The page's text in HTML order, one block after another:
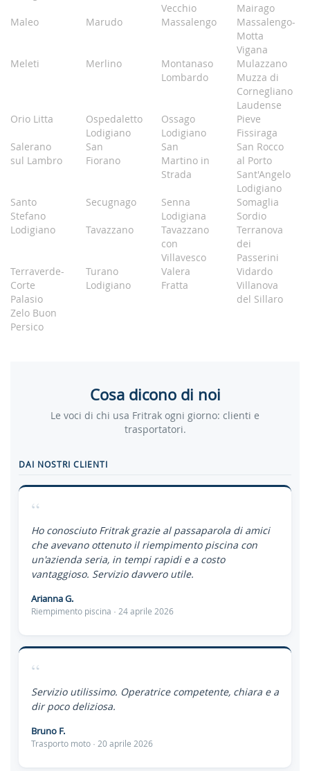
Vecchio
Mairago
Maleo
Marudo Massalengo
Massalengo-
Motta
Vigana
Meleti
Merlino
Montanaso
Lombardo
Mulazzano
Muzza di
Cornegliano
Laudense
Orio Litta
Ospedaletto
Lodigiano
Ossago
Lodigiano
Pieve
Fissiraga
Salerano
sul Lambro
San
Fiorano
San
Martino in
Strada
San Rocco
al Porto
Sant'Angelo
Lodigiano
Santo
Stefano
Lodigiano
Secugnago
Senna
Lodigiana
Somaglia
Sordio
Tavazzano
Tavazzano
con
Villavesco
Terranova
dei
Passerini
Terraverde-
Corte
Palasio
Turano
Lodigiano
Valera
Fratta
Vidardo
Villanova
del Sillaro
Zelo Buon
Persico
Cosa dicono di noi
Le voci di chi usa Fritrak ogni giorno: clienti e
trasportatori.
DAI NOSTRI CLIENTI
“
Ho conosciuto Fritrak grazie al passaparola di amici
che avevano ottenuto il riempimento piscina con
un'azienda seria, in tempi rapidi e a costo
vantaggioso. Servizio davvero utile.
Arianna G.
Riempimento piscina · 24 aprile 2026
“
Servizio utilissimo. Operatrice competente, chiara e a
dir poco deliziosa.
Bruno F.
Trasporto moto · 20 aprile 2026